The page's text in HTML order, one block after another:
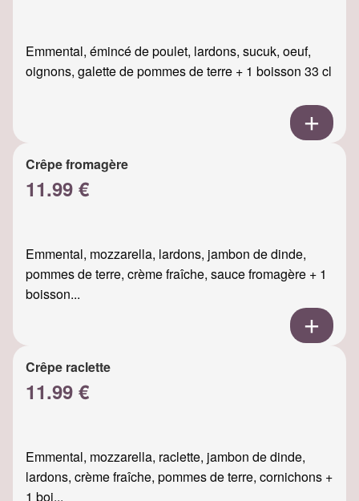
Emmental, émincé de poulet, lardons, sucuk, oeuf,
oignons, galette de pommes de terre + 1 boisson 33 cl
Crêpe fromagère
11.99 €
Emmental, mozzarella, lardons, jambon de dinde,
pommes de terre, crème fraîche, sauce fromagère + 1
boisson...
Crêpe raclette
11.99 €
Emmental, mozzarella, raclette, jambon de dinde,
lardons, crème fraîche, pommes de terre, cornichons +
1 boi...